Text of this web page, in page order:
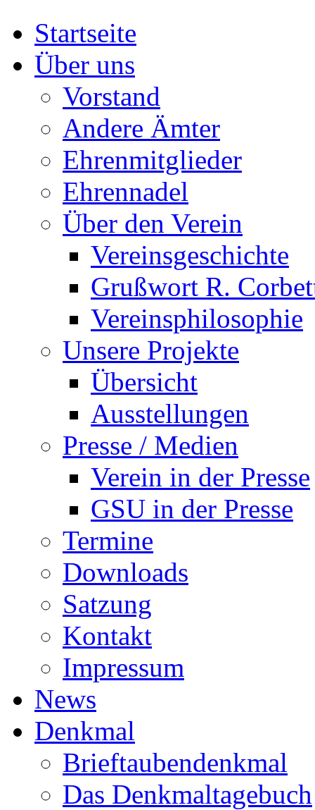
Startseite
Über uns
Vorstand
Andere Ämter
Ehrenmitglieder
Ehrennadel
Über den Verein
Vereinsgeschichte
Grußwort R.
Vereinsphilosophie
Unsere Projekte
Übersicht
Ausstellungen
Presse / Medien
Verein in der Presse
GSU in der Presse
Termine
Downloads
Satzung
Kontakt
Impressum
News
Denkmal
Brieftaubendenkmal
Das Denkmaltagebuch